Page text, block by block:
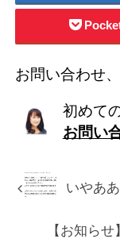
お問い合わせ
初めて
お問い
いやあ
【お知ら